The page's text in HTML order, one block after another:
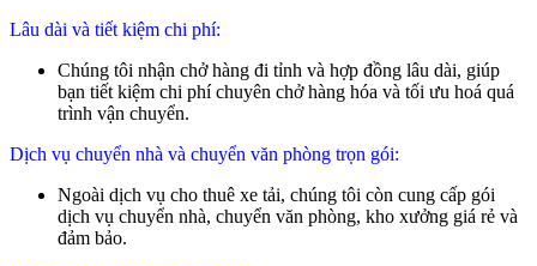
Lâu dài và tiết kiệm chi phí:
Chúng tôi nhận chở hàng đi tỉnh và hợp đồng lâu dài, giúp
bạn tiết kiệm chi phí chuyên chở hàng hóa và tối ưu hoá quá
trình vận chuyển.
Dịch vụ chuyển nhà và chuyển văn phòng trọn gói:
Ngoài dịch vụ cho thuê xe tải, chúng tôi còn cung cấp gói
dịch vụ chuyển nhà, chuyển văn phòng, kho xưởng giá rẻ và
đảm bảo.